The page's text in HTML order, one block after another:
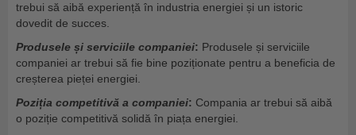
trebui să aibă experiență în industria energiei și un istoric
dovedit de succes.
Produsele și serviciile companiei: Produsele și serviciile
companiei ar trebui să fie bine poziționate pentru a beneficia de
creșterea pieței energiei.
Poziția competitivă a companiei: Compania ar trebui să aibă
o poziție competitivă solidă în piața energiei.